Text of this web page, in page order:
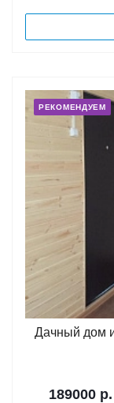
РЕКОМЕНДУЕМ
Дачный дом
189000 р.